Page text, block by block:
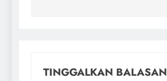
TINGGALKAN BALASAN